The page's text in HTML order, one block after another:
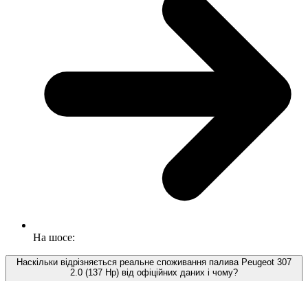
На шосе:
Наскільки відрізняється реальне споживання палива Peugeot 307
2.0 (137 Hp) від офіційних даних і чому?